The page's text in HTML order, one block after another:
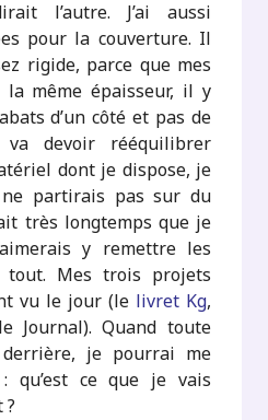
l’autre. J’ai aussi
pour la couverture. Il
rigide, parce que mes
la même épaisseur, il y
d’un côté et pas de
devoir rééquilibrer
dont je dispose, je
partirais pas sur du
très longtemps que je
y remettre les
tout. Mes trois projets
vu le jour (le livret Kg,
Journal). Quand toute
je pourrai me
qu’est ce que je vais